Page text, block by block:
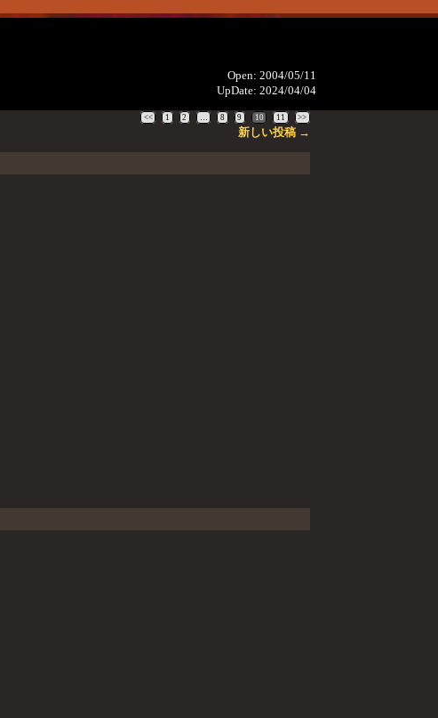
Open: 2004/05/11
UpDate: 2024/04/04
<< 1 2 … 8 9 10 11 >>
新しい投稿 →